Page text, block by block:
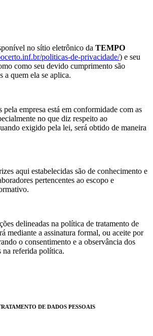
no sítio eletrônico da TEMPO
politicas-de-privacidade/) e seu
como seu devido cumprimento são
a quem ela se aplica.
pela empresa está em conformidade com as
no que diz respeito ao
exigido pela lei, será obtido de maneira
aqui estabelecidas são de conhecimento e
pertencentes ao escopo e
delineadas na política de tratamento de
mediante a assinatura formal, ou aceite por
o consentimento e a observância dos
na referida política.
DE DADOS PESSOAIS